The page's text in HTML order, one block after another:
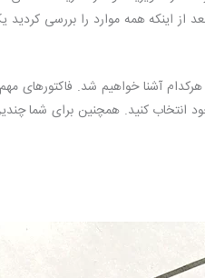
از اینکه همه موارد را بررسی
آشنا خواهیم شد. فاکتورهای
انتخاب کنید. همچنین برای شما